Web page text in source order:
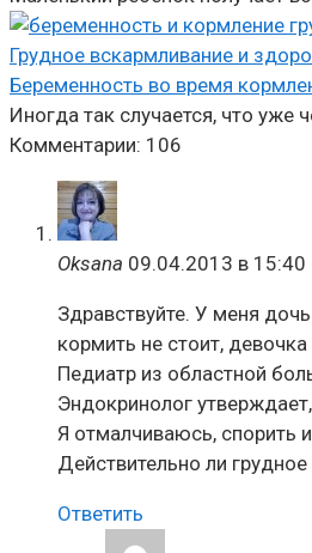
Грудное вскармливание и
Беременность во время
Иногда так случается, что уже
Комментарии: 106
Oksana 09.04.2013 в 15:40
Здравствуйте. У меня
кормить не стоит,
Педиатр из областной
Эндокринолог
Я отмалчиваюсь, спорить
Действительно ли
Ответить